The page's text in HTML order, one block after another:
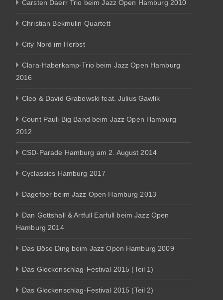
Carsten Daerr Trio beim Jazz Open Hamburg 2010
Christian Bekmulin Quartett
City Nord im Herbst
Clara-Haberkamp-Trio beim Jazz Open Hamburg
2016
Cleo & David Grabowski feat. Julius Gawlik
Count Pauli Big Band beim Jazz Open Hamburg
2012
CSD-Parade Hamburg am 2. August 2014
Cyclassics Hamburg 2017
Dagefoer beim Jazz Open Hamburg 2013
Dan Gottshall & Artfull Earfull beim Jazz Open
Hamburg 2014
Das Böse Ding beim Jazz Open Hamburg 2009
Das Glockenschlag-Festival 2015 (Teil 1)
Das Glockenschlag-Festival 2015 (Teil 2)